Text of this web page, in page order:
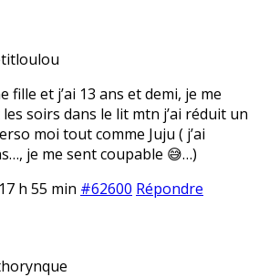
fille et j’ai 13 ans et demi, je me
soirs dans le lit mtn j’ai réduit un
moi tout comme Juju ( j’ai
je me sent coupable 😅…)
h 55 min #62600 Répondre